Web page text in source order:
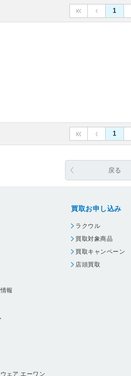
1
1
戻る
報
ェア エーワン
買取お申し込み
ラクウル
買取対象商品
買取キャンペーン
店頭買取